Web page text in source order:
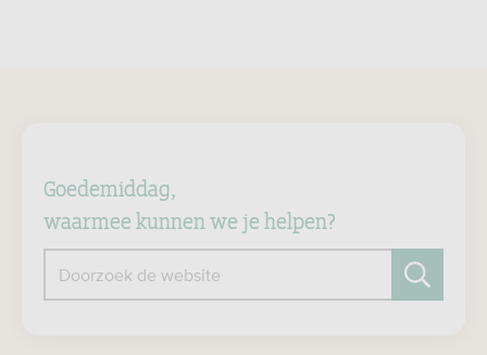
Goedemiddag,
waarmee kunnen we je helpen?
Doorzoek de website